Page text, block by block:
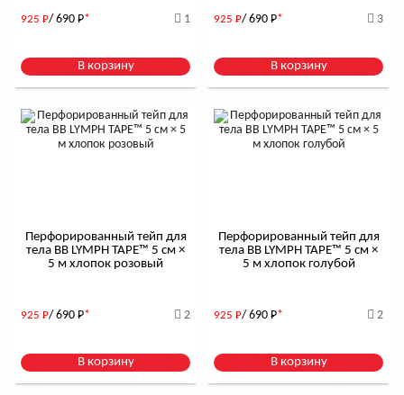
925 Р/ 690 Р* 1
В корзину
925 Р/ 690 Р* 3
В корзину
Перфорированный тейп для
тела BB LYMPH TAPE™ 5 см ×
5 м хлопок розовый
925 Р/ 690 Р* 2
В корзину
Перфорированный тейп для
тела BB LYMPH TAPE™ 5 см ×
5 м хлопок голубой
925 Р/ 690 Р* 2
В корзину